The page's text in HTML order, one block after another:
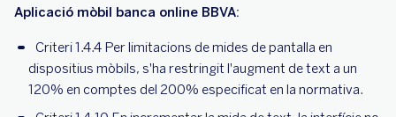
Aplicació mòbil banca online BBVA:
Criteri 1.4.4 Per limitacions de mides de pantalla en
dispositius mòbils, s'ha restringit l'augment de text a un
120% en comptes del 200% especificat en la normativa.